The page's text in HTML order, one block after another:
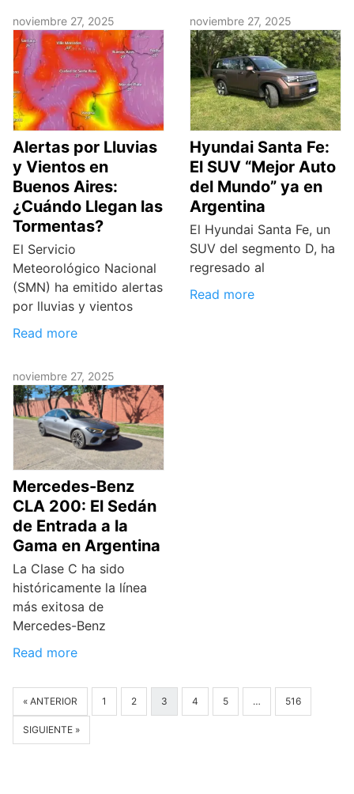
noviembre 27, 2025
Alertas por Lluvias
y Vientos en
Buenos Aires:
¿Cuándo Llegan las
Tormentas?
El Servicio
Meteorológico Nacional
(SMN) ha emitido alertas
por lluvias y vientos
Read more
noviembre 27, 2025
Hyundai Santa Fe:
El SUV “Mejor Auto
del Mundo” ya en
Argentina
El Hyundai Santa Fe, un
SUV del segmento D, ha
regresado al
Read more
noviembre 27, 2025
Mercedes-Benz
CLA 200: El Sedán
de Entrada a la
Gama en Argentina
La Clase C ha sido
históricamente la línea
más exitosa de
Mercedes-Benz
Read more
« ANTERIOR 1 2 3 4 5 … 516
SIGUIENTE »